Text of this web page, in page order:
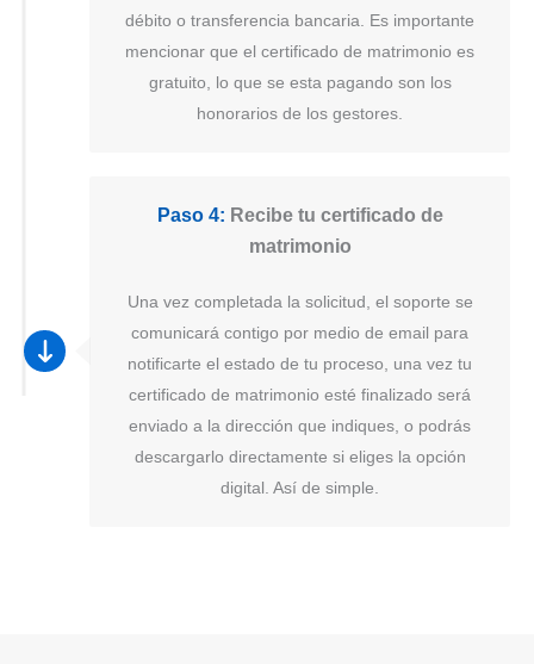
débito o transferencia bancaria. Es importante
mencionar que el certificado de matrimonio es
gratuito, lo que se esta pagando son los
honorarios de los gestores.
Paso 4: Recibe tu certificado de
matrimonio
Una vez completada la solicitud, el soporte se
comunicará contigo por medio de email para
notificarte el estado de tu proceso, una vez tu
certificado de matrimonio esté finalizado será
enviado a la dirección que indiques, o podrás
descargarlo directamente si eliges la opción
digital. Así de simple.